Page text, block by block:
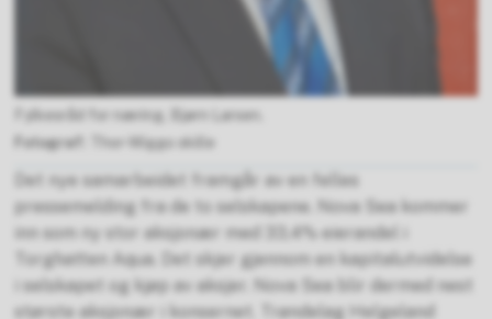
Fylkesråd for næring, Bjørn Larsen.
Thor-Wiggo skille
Det nye samarbeidet framgår av en felles
pressemelding fra de to selskapene. Nova Sea kommer
inn som ny stor aksjonær med 33,4% eierandel i
Torghatten Aqua. Det skjer gjennom en kapitalutvidelse
i selskapet og kjøp av aksjer. Nova Sea blir dermed nest
største aksjonær i konsernet. Trøndelag Helgeland